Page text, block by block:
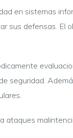
en sistemas
sus defensas. El
seguridad.
ataques